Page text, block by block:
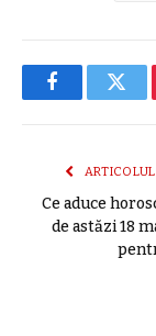
Facebook
ARTICOLUL
Ce aduce
de astăzi 18